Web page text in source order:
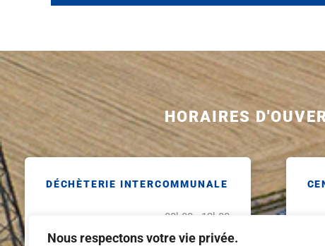
Nous respectons votre vie privée.
HORAIRES
DÉCHÈTERIE INTERCOMMUNALE
08h00 - 12h00
13h30 - 18h00